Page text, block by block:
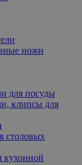
ножи
для посуды
клипсы для
столовых
кухонной